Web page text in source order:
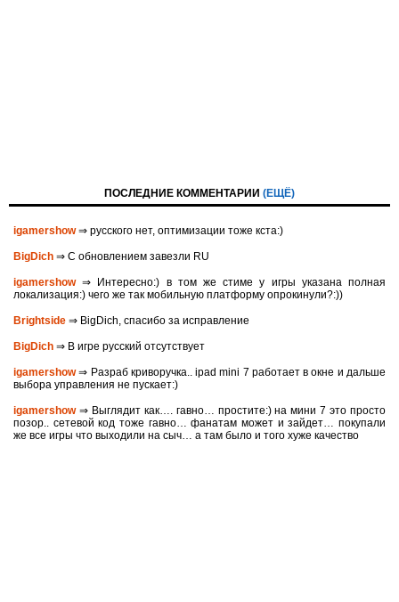
ПОСЛЕДНИЕ КОММЕНТАРИИ (ЕЩЁ)
igamershow⇒ русского нет, оптимизации тоже кста:)
BigDich ⇒ С обновлением завезли RU
igamershow⇒ Интересно:) в том же стиме у игры указана полная
локализация:) чего же так мобильную платформу опрокинули?:))
Brightside ⇒ BigDich, спасибо за исправление
BigDich ⇒ В игре русский отсутствует
igamershow⇒ Разраб криворучка.. ipad mini 7 работает в окне и дальше
выбора управления не пускает:)
igamershow⇒ Выглядит как…. гавно… простите:) на мини 7 это просто
позор.. сетевой код тоже гавно… фанатам может и зайдет… покупали
же все игры что выходили на сыч… а там было и того хуже качество